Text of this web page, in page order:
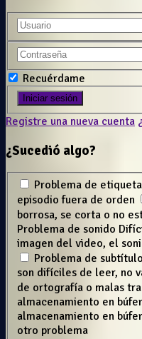
Recuérdame
Registre una nueva cuenta
¿Sucedió algo?
Problema de
episodio fuera de orden
borrosa, se corta o no
Problema de sonido
imagen del video, el
Problema de
son difíciles de leer, no
de ortografía o malas
almacenamiento en
almacenamiento en
otro problema